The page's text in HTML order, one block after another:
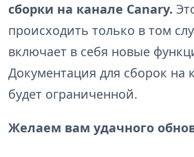
сборки на канале Canary.
происходить только в том
включает в себя новые
Документация для сборок на
будет ограниченной.
Желаем вам удачного